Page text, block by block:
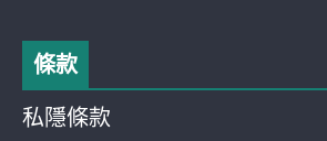
條款
私隱條款